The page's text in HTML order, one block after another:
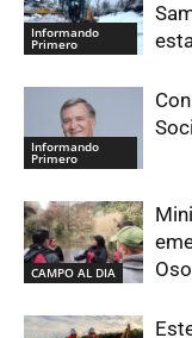
Informando
Primero
Informando
Primero
CAMPO AL DIA